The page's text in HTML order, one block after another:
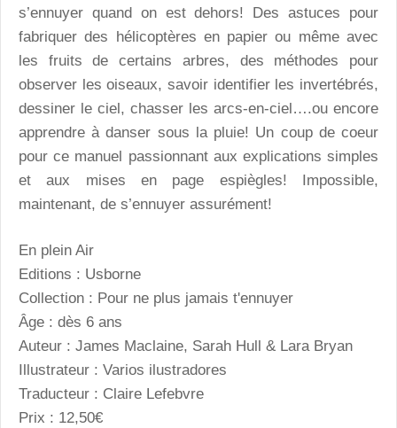
s’ennuyer quand on est dehors! Des astuces pour
fabriquer des hélicoptères en papier ou même avec
les fruits de certains arbres, des méthodes pour
observer les oiseaux, savoir identifier les invertébrés,
dessiner le ciel, chasser les arcs-en-ciel….ou encore
apprendre à danser sous la pluie! Un coup de coeur
pour ce manuel passionnant aux explications simples
et aux mises en page espiègles! Impossible,
maintenant, de s’ennuyer assurément!
En plein Air
Editions : Usborne
Collection : Pour ne plus jamais t'ennuyer
Âge : dès 6 ans
Auteur : James Maclaine, Sarah Hull & Lara Bryan
Illustrateur : Varios ilustradores
Traducteur : Claire Lefebvre
Prix : 12,50€